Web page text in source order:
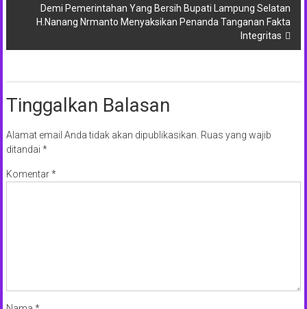
Demi Pemerintahan Yang Bersih Bupati Lampung Selatan
H.Nanang Nrmanto Menyaksikan Penanda Tanganan Fakta
Integritas
Tinggalkan Balasan
Alamat email Anda tidak akan dipublikasikan. Ruas yang wajib
ditandai *
Komentar*